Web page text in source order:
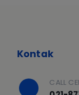
Kontak
CALL